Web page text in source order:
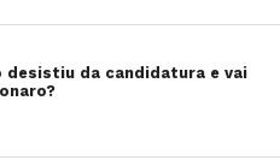
desistiu da candidatura e vai